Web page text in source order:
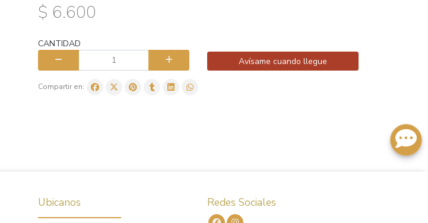
$ 6.600
CANTIDAD
Avísame cuando llegue
Compartir en:
Ubicanos Redes Sociales